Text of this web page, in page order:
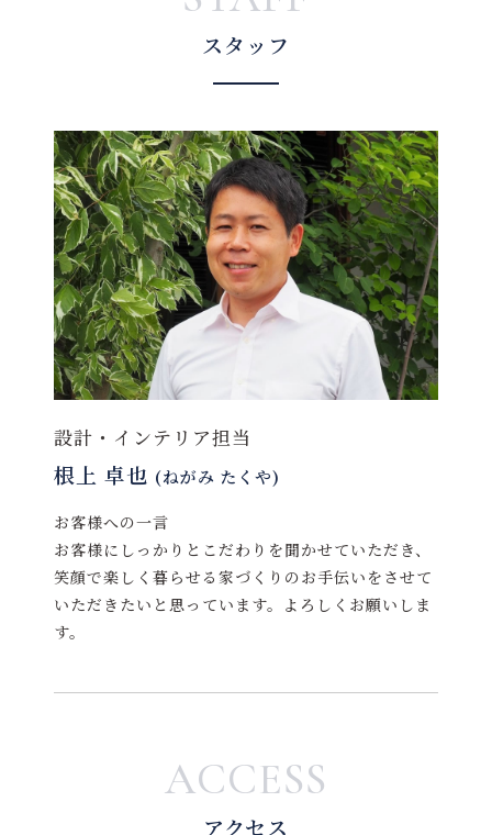
スタッフ
設計・インテリア担当
根上 卓也 (ねがみ たくや)
お客様への一言
お客様にしっかりとこだわりを聞かせていただき、
笑顔で楽しく暮らせる家づくりのお手伝いをさせて
いただきたいと思っています。よろしくお願いしま
す。
ACCESS
アクセス